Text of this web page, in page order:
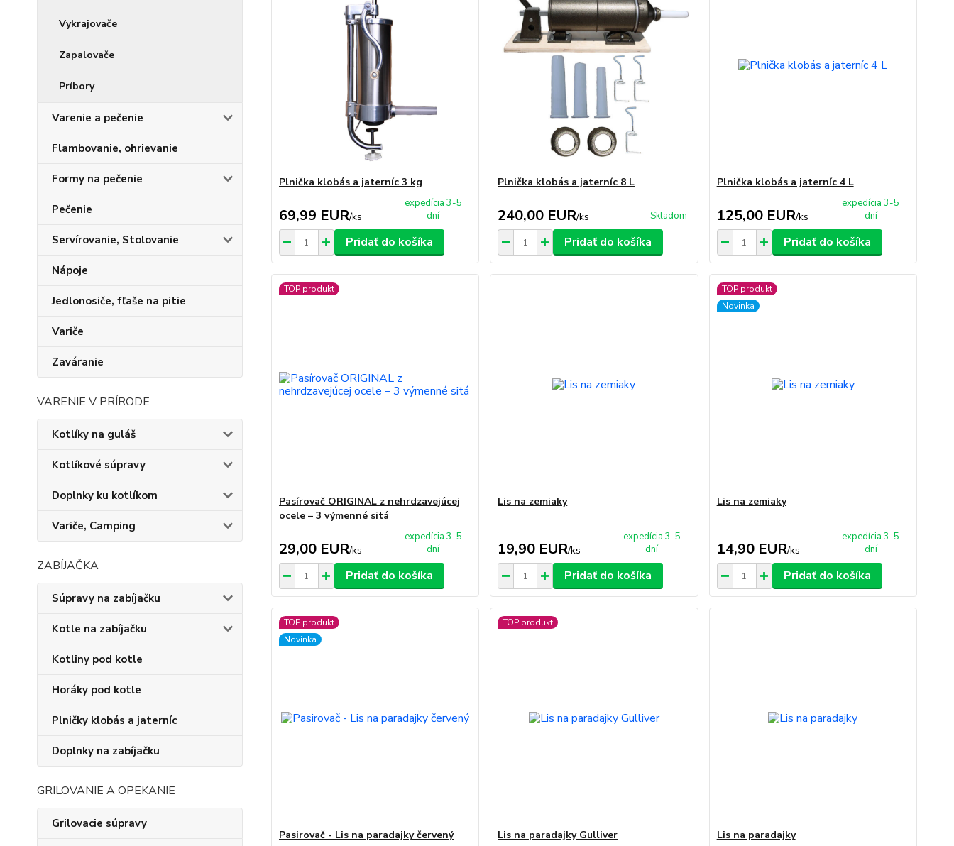
Vykrajovače
Zapalovače
Príbory
Varenie a pečenie
Flambovanie, ohrievanie
Formy na pečenie
Pečenie
Servírovanie, Stolovanie
Nápoje
Jedlonosiče, fľaše na pitie
Variče
Zaváranie
VARENIE V PRÍRODE
Kotlíky na guláš
Kotlíkové súpravy
Doplnky ku kotlíkom
Variče, Camping
ZABÍJAČKA
Súpravy na zabíjačku
Kotle na zabíjačku
Kotliny pod kotle
Horáky pod kotle
Plničky klobás a jaterníc
Doplnky na zabíjačku
GRILOVANIE A OPEKANIE
Grilovacie súpravy
Plnička klobás a jaterníc 3 kg
69,99 EUR/ks
expedícia 3-5
dní
Pridať do košíka
Plnička klobás a jaterníc 8 L
240,00 EUR/ks Skladom
Pridať do košíka
Plnička klobás a jaterníc 4 L
125,00 EUR/ks
expedícia 3-5
dní
Pridať do košíka
TOP produkt
Pasírovač ORIGINAL z nehrdzavejúcej
ocele – 3 výmenné sitá
29,00 EUR/ks
expedícia 3-5
dní
Pridať do košíka
Lis na zemiaky
19,90 EUR/ks
expedícia 3-5
dní
Pridať do košíka
TOP produkt
Novinka
Lis na zemiaky
14,90 EUR/ks
expedícia 3-5
dní
Pridať do košíka
TOP produkt
Novinka
Pasirovač - Lis na paradajky červený
TOP produkt
Lis na paradajky Gulliver Lis na paradajky